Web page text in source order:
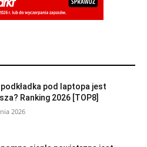
pod laptopa jest
Ranking 2026 [TOP8]
2026